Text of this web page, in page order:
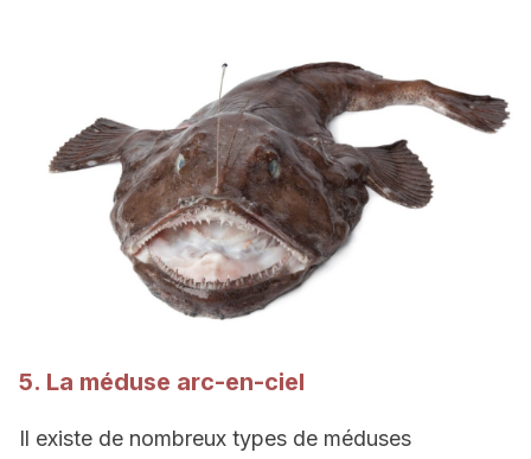
5. La méduse arc-en-ciel
Il existe de nombreux types de méduses